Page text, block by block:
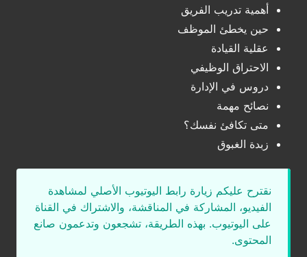
أهمية تدريب الفريق
حين يخطئ الموظف
عقلية القيادة
الاحتراق الوظيفي
دروس في الإدارة
نصائح مهمة
متى تكافئ نفسك؟
زبدة الغبوق
نقترح عليكم زيارة رابط اليوتيوب الأصلي لمشاهدة
الفيديو، المشاركة في المناقشة، والاشتراك في القناة
على اليوتيوب. بهذه الطريقة، تشجعون وتدعمون صانع
المحتوى.